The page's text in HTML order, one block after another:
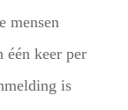
mensen
één keer per
is